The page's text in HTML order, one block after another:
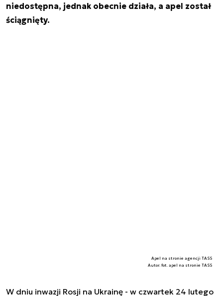
niedostępna, jednak obecnie działa, a apel został
ściągnięty.
Apel na stronie agencji TASS
Autor. fot. apel na stronie TASS
W dniu inwazji Rosji na Ukrainę - w czwartek 24 lutego